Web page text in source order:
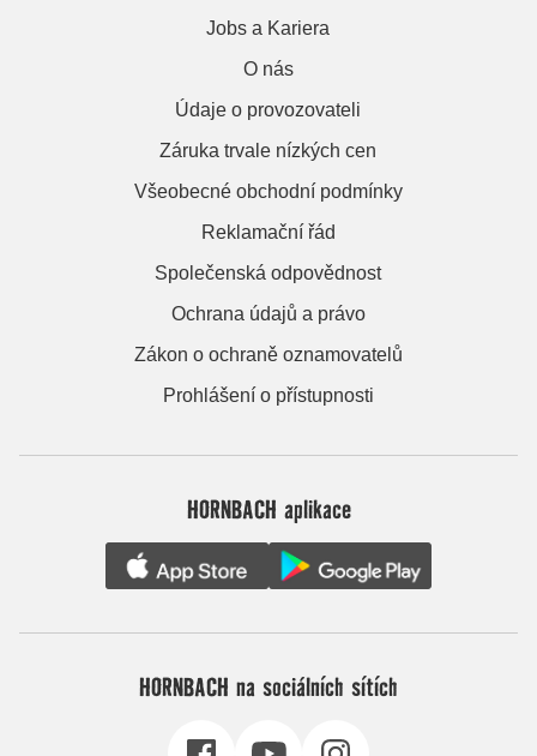
Jobs a Kariera
O nás
Údaje o provozovateli
Záruka trvale nízkých cen
Všeobecné obchodní podmínky
Reklamační řád
Společenská odpovědnost
Ochrana údajů a právo
Zákon o ochraně oznamovatelů
Prohlášení o přístupnosti
HORNBACH aplikace
HORNBACH na sociálních sítích